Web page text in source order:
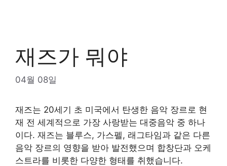
재즈가 뭐야
04월 08일
재즈는 20세기 초 미국에서 탄생한 음악 장르로 현
재 전 세계적으로 가장 사랑받는 대중음악 중 하나
이다. 재즈는 블루스, 가스펠, 래그타임과 같은 다른
음악 장르의 영향을 받아 발전했으며 합창단과 오케
스트라를 비롯한 다양한 형태를 취했습니다.